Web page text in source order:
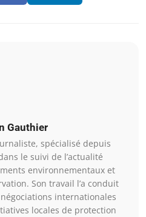
Gauthier
spécialisé depuis
le suivi de l’actualité
environnementaux et
Son travail l’a conduit
internationales
locales de protection